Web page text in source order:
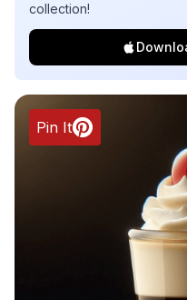
collection!
Pin It